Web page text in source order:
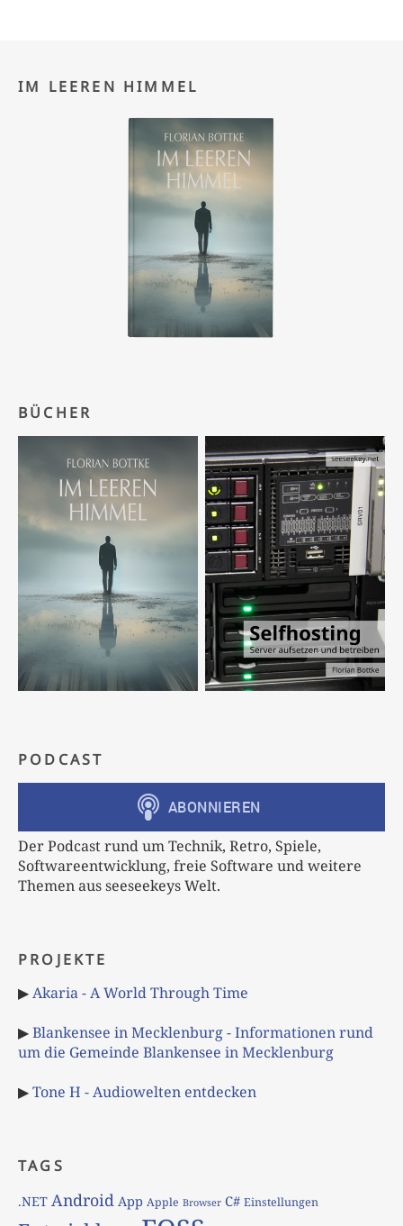
IM LEEREN HIMMEL
BÜCHER
PODCAST
Der Podcast rund um Technik, Retro, Spiele,
Softwareentwicklung, freie Software und weitere
Themen aus seeseekeys Welt.
PROJEKTE
▶Akaria - A World Through Time
▶Blankensee in Mecklenburg - Informationen rund
um die Gemeinde Blankensee in Mecklenburg
▶Tone H - Audiowelten entdecken
TAGS
.NET Android App Apple Browser C# Einstellungen